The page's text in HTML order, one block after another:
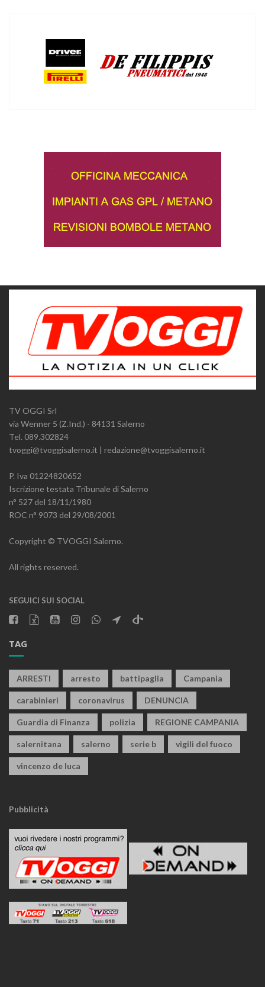
TV OGGI Srl
via Wenner 5 (Z.Ind.) - 84131 Salerno
Tel. 089.302824
tvoggi@tvoggisalerno.it | redazione@tvoggisalerno.it
P. Iva 01224820652
Iscrizione testata Tribunale di Salerno
n° 527 del 18/11/1980
ROC n° 9073 del 29/08/2001
Copyright © TVOGGI Salerno.
All rights reserved.
SEGUICI SUI SOCIAL
TAG
ARRESTI arresto battipaglia Campania
carabinieri coronavirus DENUNCIA
Guardia di Finanza polizia REGIONE CAMPANIA
salernitana salerno serie b vigili del fuoco
vincenzo de luca
Pubblicità